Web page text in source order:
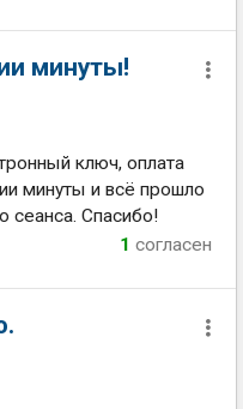
минуты!
ключ, оплата
минуты и всё прошло
сеанса. Спасибо!
1 согласен